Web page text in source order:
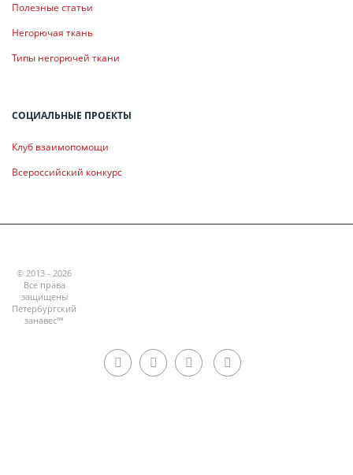
Полезные статьи
Негорючая ткань
Типы негорючей ткани
СОЦИАЛЬНЫЕ ПРОЕКТЫ
Клуб взаимопомощи
Всероссийский конкурс
© 2013 - 2026
Все права
защищены
Петербургский
занавес™